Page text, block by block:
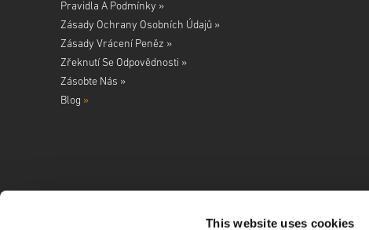
This website uses cookies
Pravidla A Podmínky »
Zásady Ochrany Osobních Údajů »
Zásady Vrácení Peněz »
Zřeknutí Se Odpovědnosti »
Zásobte Nás »
Blog »